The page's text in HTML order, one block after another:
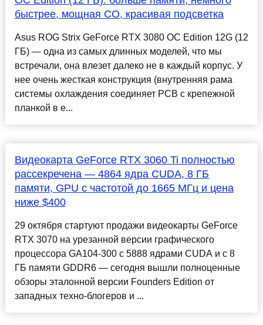
быстрее, мощная СО, красивая подсветка
Asus ROG Strix GeForce RTX 3080 OC Edition 12G (12
ГБ) — одна из самых длинных моделей, что мы
встречали, она влезет далеко не в каждый корпус. У
нее очень жесткая конструкция (внутренняя рама
системы охлаждения соединяет PCB с крепежной
планкой в е...
Видеокарта GeForce RTX 3060 Ti полностью
рассекречена — 4864 ядра CUDA, 8 ГБ
памяти, GPU с частотой до 1665 МГц и цена
ниже $400
29 октября стартуют продажи видеокарты GeForce
RTX 3070 на урезанной версии графического
процессора GA104-300 с 5888 ядрами CUDA и c 8
ГБ памяти GDDR6 — сегодня вышли полноценные
обзоры эталонной версии Founders Edition от
западных техно-блогеров и ...